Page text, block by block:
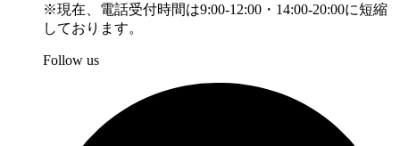
※現在、電話受付時間は9:00-12:00・14:00-20:00に短縮
しております。
Follow us